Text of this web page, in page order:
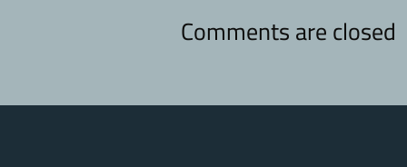
Comments are closed